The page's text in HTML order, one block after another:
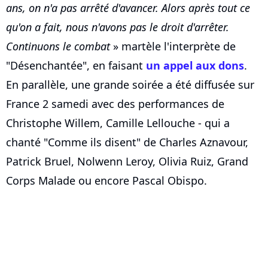
ans, on n'a pas arrêté d'avancer. Alors après tout ce
qu'on a fait, nous n'avons pas le droit d'arrêter.
Continuons le combat» martèle l'interprète de
"Désenchantée", en faisant un appel aux dons.
En parallèle, une grande soirée a été diffusée sur
France 2 samedi avec des performances de
Christophe Willem, Camille Lellouche - qui a
chanté "Comme ils disent" de Charles Aznavour,
Patrick Bruel, Nolwenn Leroy, Olivia Ruiz, Grand
Corps Malade ou encore Pascal Obispo.